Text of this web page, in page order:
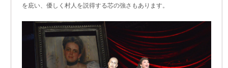
を庇い、優しく村人を説得する芯の強さもあります。